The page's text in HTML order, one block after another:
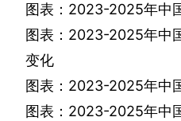
图表： 2023-2025年中
图表： 2023-2025年中
变化
图表： 2023-2025年中
图表： 2023-2025年中